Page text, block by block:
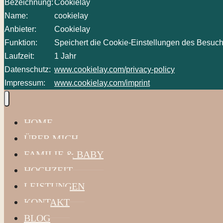
Bezeichnung:Cookielay
Name:
cookielay
Anbieter:
Cookielay
Funktion:
Speichert die Cookie-Einstellungen des
Laufzeit:
1 Jahr
Datenschutz: www.cookielay.com/privacy-policy
Impressum:
www.cookielay.com/imprint
HOME
ÜBER MICH
FAMILIE & BABY
HOCHZEIT
LEISTUNGEN
KONTAKT
BLOG